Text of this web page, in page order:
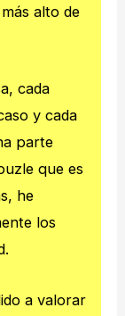
alto de
cada
y cada
parte
que es
he
los
a valorar